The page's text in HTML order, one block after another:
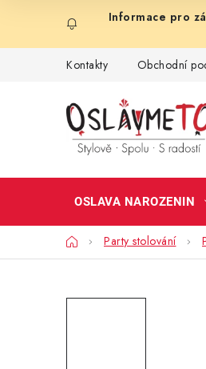
obsah
Kontakty Obchodní
OSLAVA NAROZENIN
DomůParty stolování